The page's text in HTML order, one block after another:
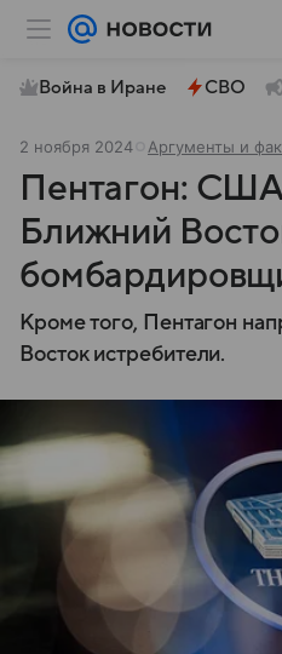
Война в Иране СВО
2 ноября 2024 Аргументы и
Пентагон: США
Ближний
Кроме того, Пентагон
Восток истребители.